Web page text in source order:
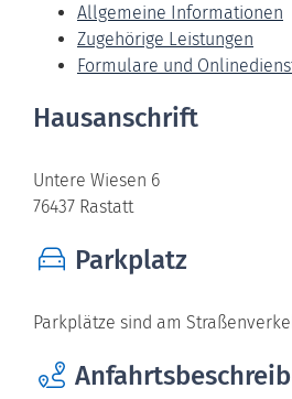
Allgemeine Informationen
Zugehörige Leistungen
Formulare und
Hausanschrift
Untere Wiesen 6
76437 Rastatt
Parkplatz
Parkplätze sind am